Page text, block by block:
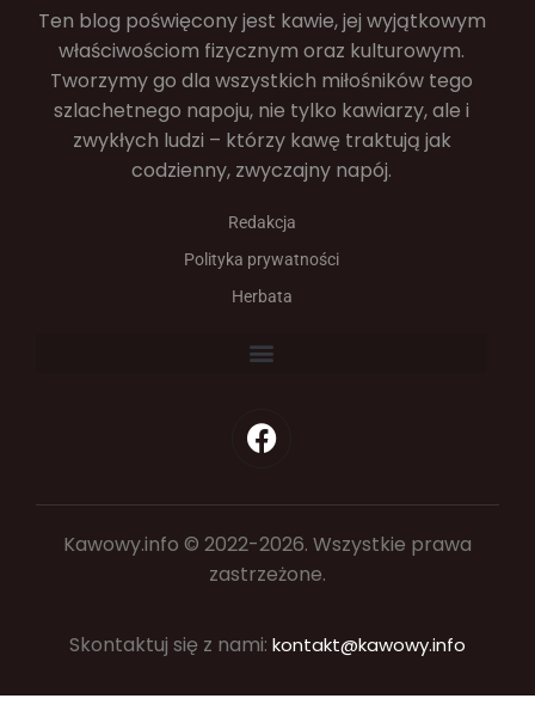
Ten blog poświęcony jest kawie, jej wyjątkowym
właściwościom fizycznym oraz kulturowym.
Tworzymy go dla wszystkich miłośników tego
szlachetnego napoju, nie tylko kawiarzy, ale i
zwykłych ludzi – którzy kawę traktują jak
codzienny, zwyczajny napój.
Redakcja
Polityka prywatności
Herbata
Kawowy.info © 2022-2026. Wszystkie prawa
zastrzeżone.
Skontaktuj się z nami: kontakt@kawowy.info